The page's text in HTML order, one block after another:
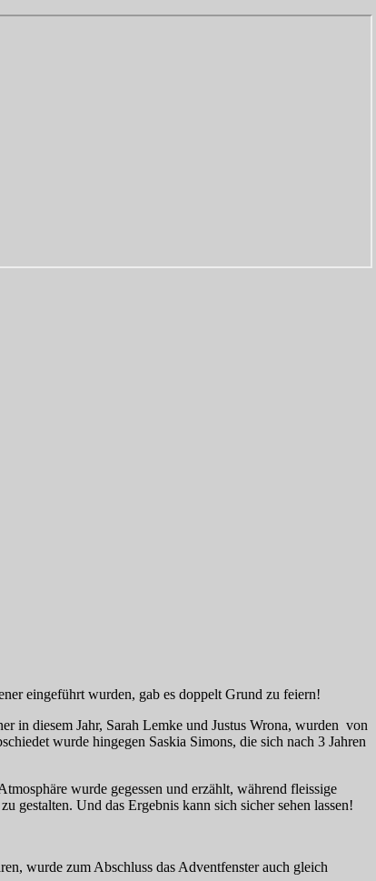
eingeführt wurden, gab es doppelt Grund zu feiern!
in diesem Jahr, Sarah Lemke und Justus Wrona, wurden von
wurde hingegen Saskia Simons, die sich nach 3 Jahren
wurde gegessen und erzählt, während fleissige
gestalten. Und das Ergebnis kann sich sicher sehen lassen!
wurde zum Abschluss das Adventfenster auch gleich